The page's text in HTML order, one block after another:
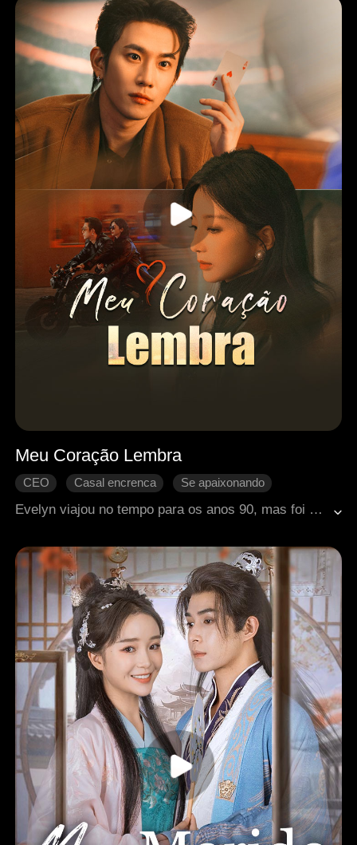
Meu Coração Lembra
CEO Casal encrenca
Se apaixonando
Evelyn viajou no tempo para os anos 90, mas foi drogada por sua melhor amiga e entregue a Aaron, um chefe implacável. As mulheres que se aproximavam dele se viam emocionalmente destruídas, mas ele se apaixonou por ela. Evelyn o seduziu e, após partir, o confrontou, deixando-o obcecado por ela, enquanto vencia seus inimigos e o moldava em seu amante devoto.